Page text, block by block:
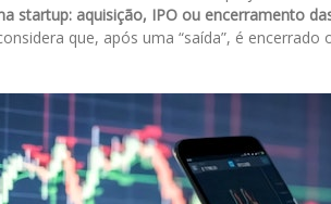
startup: aquisição, IPO ou encerramento
que, após uma “saída”, é